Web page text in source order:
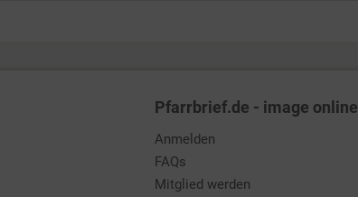
Pfarrbrief.de - image online
Anmelden
FAQs
Mitglied werden